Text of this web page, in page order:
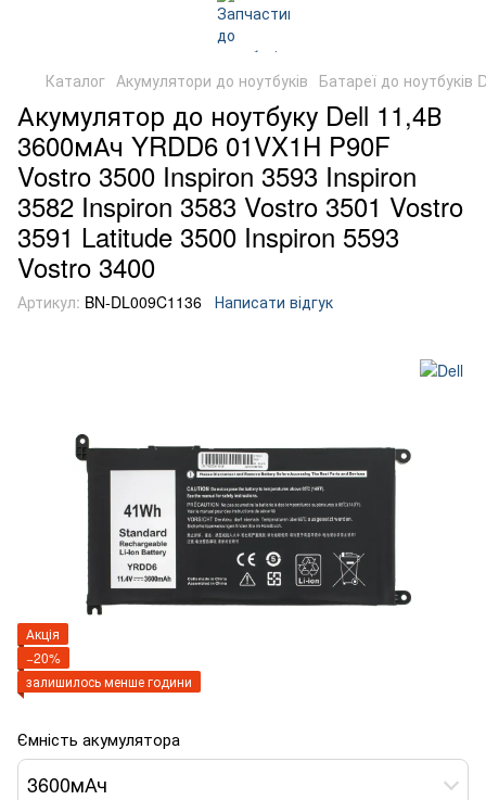
Каталог Акумулятори до ноутбуків Батареї до ноутбуків
Акумулятор до ноутбуку Dell 11,4В
3600мАч YRDD6 01VX1H P90F
Vostro 3500 Inspiron 3593 Inspiron
3582 Inspiron 3583 Vostro 3501 Vostro
3591 Latitude 3500 Inspiron 5593
Vostro 3400
Артикул: BN-DL009C1136 Написати відгук
Акція
−20%
залишилось менше години
Ємність акумулятора
3600мАч